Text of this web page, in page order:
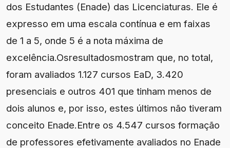
dos Estudantes (Enade) das Licenciaturas. Ele é
expresso em uma escala contínua e em faixas
de 1 a 5, onde 5 é a nota máxima de
excelência.Osresultadosmostram que, no total,
foram avaliados 1.127 cursos EaD, 3.420
presenciais e outros 401 que tinham menos de
dois alunos e, por isso, estes últimos não tiveram
conceito Enade.Entre os 4.547 cursos formação
de professores efetivamente avaliados no Enade